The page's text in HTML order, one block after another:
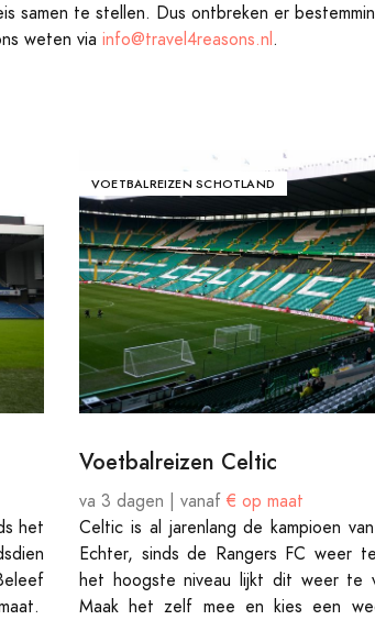
samen te stellen. Dus ontbreken er
weten via info@travel4reasons.nl.
het
VOETBALREIZEN SCHOTLAND
Voetbalreizen Celtic
va 3 dagen | vanaf € op maat
Celtic is al jarenlang de kampioen
Echter, sinds de Rangers FC weer
het hoogste niveau lijkt dit weer te
Maak het zelf mee en kies een